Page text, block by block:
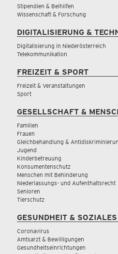
Stipendien & Beihilfen
Wissenschaft & Forschung
DIGITALISIERUNG &
Digitalisierung in Niederösterreich
Telekommunikation
FREIZEIT & SPORT
Freizeit & Veranstaltungen
Sport
GESELLSCHAFT &
Familien
Frauen
Gleichbehandlung &
Jugend
Kinderbetreuung
Konsumentenschutz
Menschen mit Behinderung
Niederlassungs- und Aufenthaltsrecht
Senioren
Tierschutz
GESUNDHEIT & SOZIALES
Coronavirus
Amtsarzt & Bewilligungen
Gesundheitseinrichtungen